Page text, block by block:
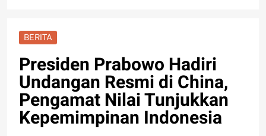
BERITA
Presiden Prabowo Hadiri
Undangan Resmi di China,
Pengamat Nilai Tunjukkan
Kepemimpinan Indonesia